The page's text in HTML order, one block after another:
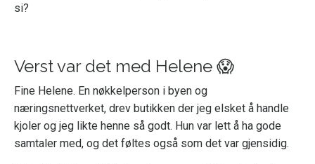
si?
Verst var det med Helene 😱
Fine Helene. En nøkkelperson i byen og
næringsnettverket, drev butikken der jeg elsket å handle
kjoler og jeg likte henne så godt. Hun var lett å ha gode
samtaler med, og det føltes også som det var gjensidig.